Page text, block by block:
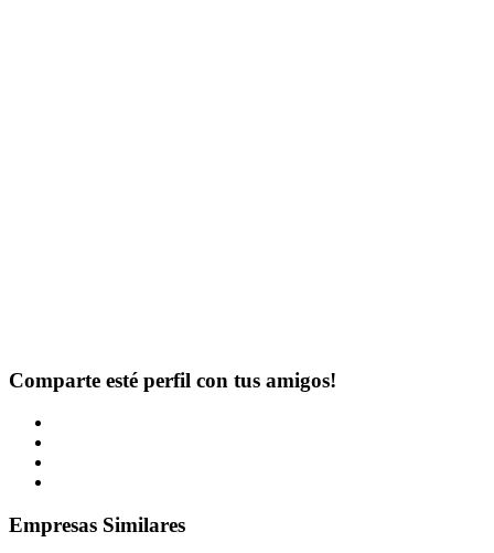
Comparte esté perfil con tus amigos!
Empresas Similares